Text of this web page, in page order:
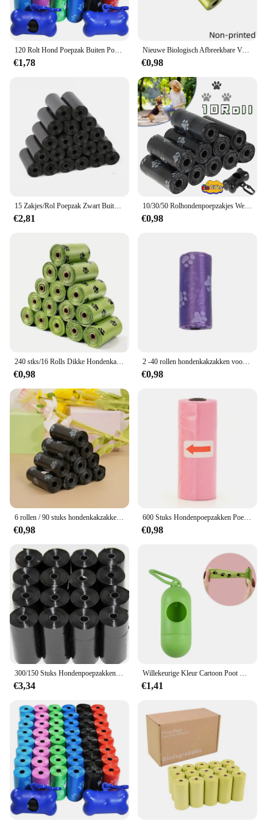
these carriers, you can enjoy your adventures with
your pet without compromising on convenience or
style.
120 Rolt Hond Poepzak Buiten Poepzak Poep Buitenshuis Schoon Huisdieren Benodigdheden Voor Hond 15 Zakjes/Roll Navulling Vuilniszak Huisdier Benodigdheden
€1,78
Nieuwe Biologisch Afbreekbare Vuilniszak Hond Poepzakken Bulk Biobase Geurende Poepzak Afbreekbare Kattenafvoerzakken Hond Poepdispenser Geschenken
€0,98
15 Zakjes/Rol Poepzak Zwart Buiten Draagbare Schoonmaaktassen Hondenpoepzak Dispenser Huisdierbenodigdheden Huisdierproducten
€2,81
10/30/50 Rolhondenpoepzakjes Wegwerp Vuilniszakken Voor Huisdieren Hondenafvalzakken Ontwerp Huisdierpoep Opraap Beenzak Dispenser Gereedschap
€0,98
240 stks/16 Rolls Dikke Hondenkak Zakken, Lekvrije Huisdier Afvalzak Voor Hond Outdoor Wandelen
€0,98
2 -40 rollen hondenkakzakken voor buitenwandelingen Kattenafvalzak Doggie Outdoor Home Schone navulling Vuilniszak Dierbenodigdheden 15 zakken / rol
€0,98
6 rollen / 90 stuks hondenkakzakken, extra dikke lekvrije huisdierafvalzakken met gemakkelijk scheurontwerp, lekbestendig voor gebruik buitenshuis
€0,98
600 Stuks Hondenpoepzakken Poepzakjes Voor Huisdieren Wegwerp Hondenafvalzakken Bulk Poepzakken Lekvrije Hondenafvalzakken Voor Dierbenodigdheden
€0,98
300/150 Stuks Hondenpoepzakken, Draagbare Afvalzakken Voor Huisdieren, Duurzame En Lekvrije Vuilniszakken Voor Huisdieren, Schoonmaakbenodigdheden Voor Huisdieren
€3,34
Willekeurige Kleur Cartoon Poot Grafische Hondenpoepzakken Poepzakjes Voor Huisdieren Lekvrije Hondenafvoerzakken Voor Dierbenodigdheden
€1,41